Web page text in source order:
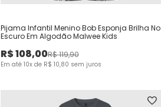
Pijama Infantil Menino Bob Esponja Brilha No
Escuro Em Algodão Malwee Kids
R$108,00R$119,90
Em até 10x de R$ 10,80 sem juros